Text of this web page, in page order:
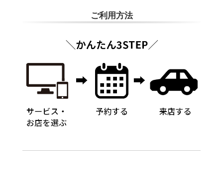
ご利用方法